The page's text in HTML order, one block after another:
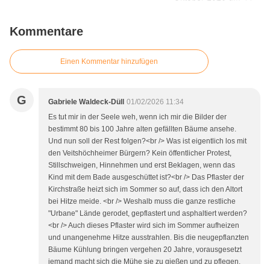
Kommentare
Einen Kommentar hinzufügen
G Gabriele Waldeck-Düll 01/02/2026 11:34
Es tut mir in der Seele weh, wenn ich mir die Bilder der
bestimmt 80 bis 100 Jahre alten gefällten Bäume ansehe.
Und nun soll der Rest folgen?<br /> Was ist eigentlich los mit
den Veitshöchheimer Bürgern? Kein öffentlicher Protest,
Stillschweigen, Hinnehmen und erst Beklagen, wenn das
Kind mit dem Bade ausgeschüttet ist?<br /> Das Pflaster der
Kirchstraße heizt sich im Sommer so auf, dass ich den Altort
bei Hitze meide. <br /> Weshalb muss die ganze restliche
"Urbane" Lände gerodet, gepflastert und asphaltiert werden?
<br /> Auch dieses Pflaster wird sich im Sommer aufheizen
und unangenehme Hitze ausstrahlen. Bis die neugepflanzten
Bäume Kühlung bringen vergehen 20 Jahre, vorausgesetzt
jemand macht sich die Mühe sie zu gießen und zu pflegen.